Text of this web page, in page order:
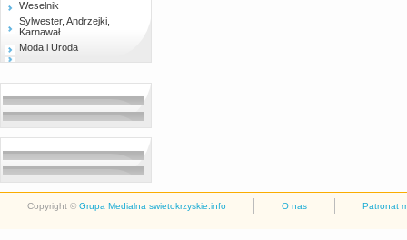
Weselnik
Sylwester, Andrzejki,
Karnawał
Moda i Uroda
Copyright © Grupa Medialna swietokrzyskie.info O nas Patronat